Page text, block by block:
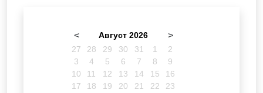
< Август 2026 >
27 28 29 30 31 1
2
3
4 5 6 7 8
9
10
11 12 13 14 15
16
17
18 19 20 21 22
23